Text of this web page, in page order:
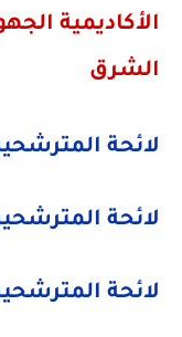
الأكاديمية
الشرق
لائحة
لائحة
لائحة